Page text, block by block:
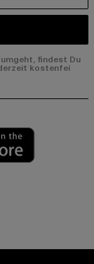
findest Du
kostenfei